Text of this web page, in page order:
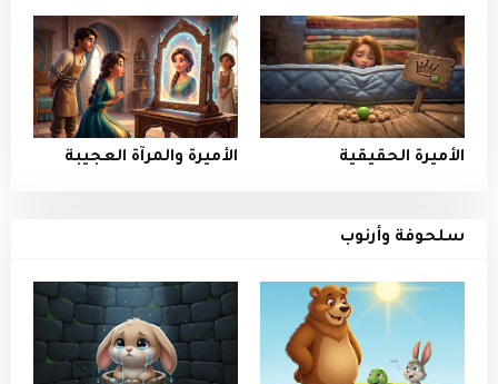
الأميرة الحقيقية الأميرة والمرآة العجيبة
سلحوفة وأرنوب